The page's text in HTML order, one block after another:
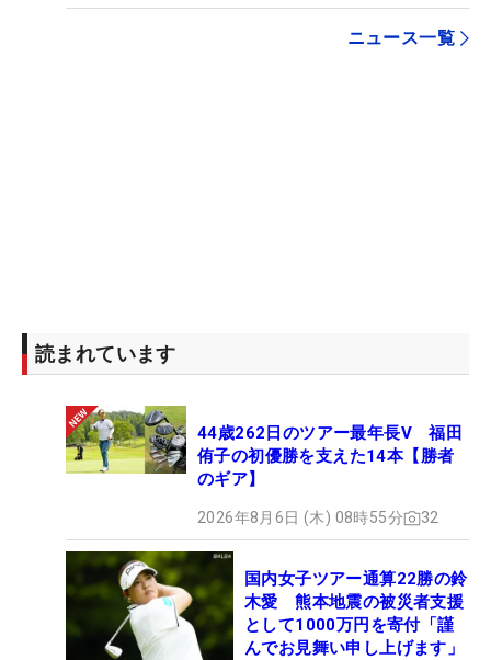
ニュース一覧
読まれています
44歳262日のツアー最年長V 福田
侑子の初優勝を支えた14本【勝者
のギア】
2026年8月6日 (木) 08時55分 32
国内女子ツアー通算22勝の鈴
木愛 熊本地震の被災者支援
として1000万円を寄付「謹
んでお見舞い申し上げます」